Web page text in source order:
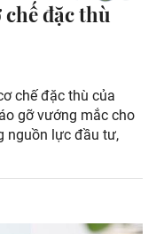
đặc thù
chế đặc thù của
gỡ vướng mắc cho
nguồn lực đầu tư,